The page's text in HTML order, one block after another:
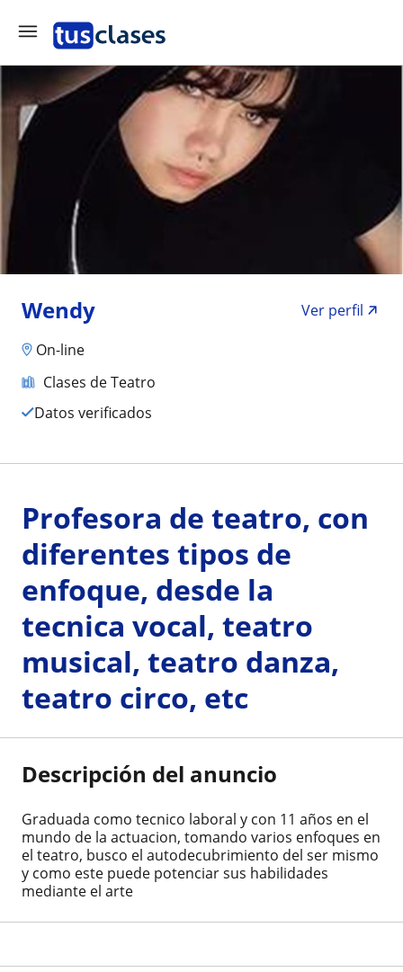
Wendy
Ver perfil
On-line
Clases de Teatro
Datos verificados
Profesora de teatro, con
diferentes tipos de
enfoque, desde la
tecnica vocal, teatro
musical, teatro danza,
teatro circo, etc
Descripción del anuncio
Graduada como tecnico laboral y con 11 años en el
mundo de la actuacion, tomando varios enfoques en
el teatro, busco el autodecubrimiento del ser mismo
y como este puede potenciar sus habilidades
mediante el arte